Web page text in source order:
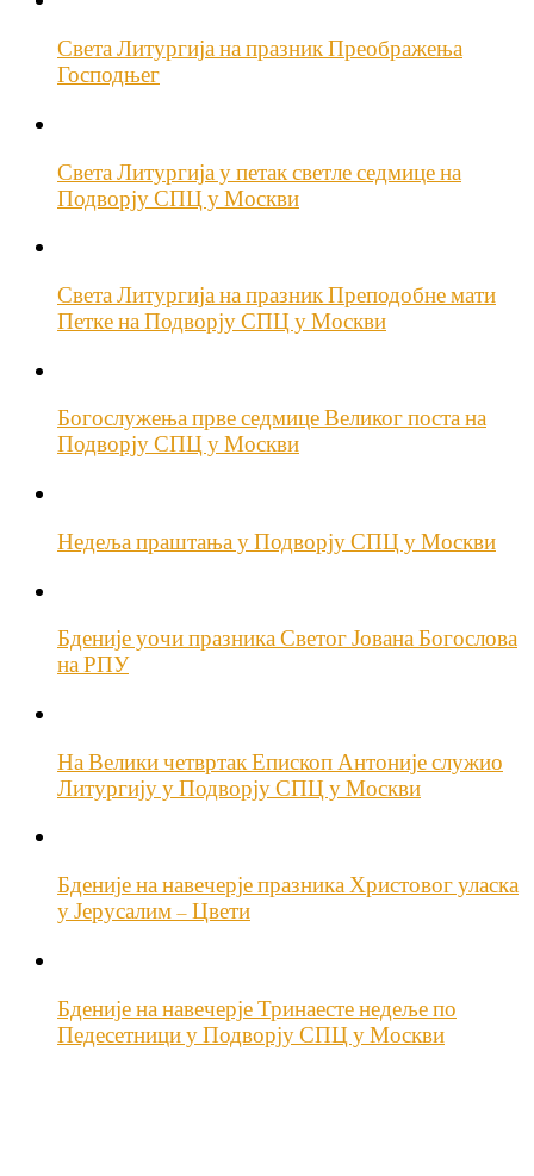
Света Литургија на празник Преображења
Господњег
Света Литургија у петак светле седмице на
Подворју СПЦ у Москви
Света Литургија на празник Преподобне мати
Петке на Подворју СПЦ у Москви
Богослужења прве седмице Великог поста на
Подворју СПЦ у Москви
Недеља праштања у Подворју СПЦ у Москви
Бденије уочи празника Светог Јована Богослова
на РПУ
На Велики четвртак Епископ Антоније служио
Литургију у Подворју СПЦ у Москви
Бденије на навечерје празника Христовог уласка
у Јерусалим – Цвети
Бденије на навечерје Тринаесте недеље по
Педесетници у Подворју СПЦ у Москви